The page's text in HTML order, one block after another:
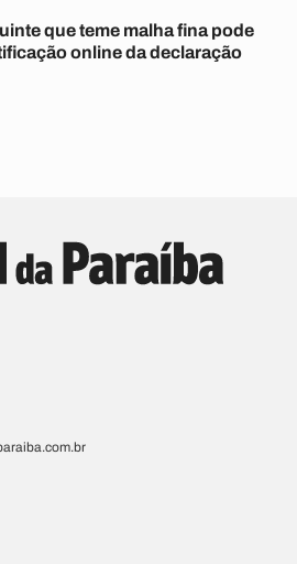
que teme malha fina pode
online da declaração